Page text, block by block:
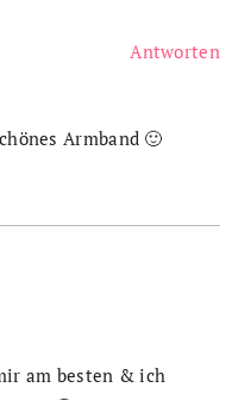
Armband 🙂
Antworten
am besten & ich